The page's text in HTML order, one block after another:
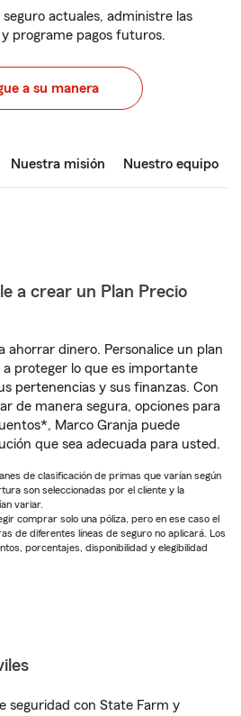
actuales, administre las
programe pagos futuros.
a su manera
Nuestra misión Nuestro equipo
a crear un Plan Precio
ahorrar dinero. Personalice un plan
proteger lo que es importante
pertenencias y sus finanzas. Con
de manera segura, opciones para
Marco Granja puede
que sea adecuada para usted.
de clasificación de primas que varían según
son seleccionadas por el cliente y la
variar.
comprar solo una póliza, pero en ese caso el
de diferentes líneas de seguro no aplicará. Los
porcentajes, disponibilidad y elegibilidad
seguridad con State Farm y